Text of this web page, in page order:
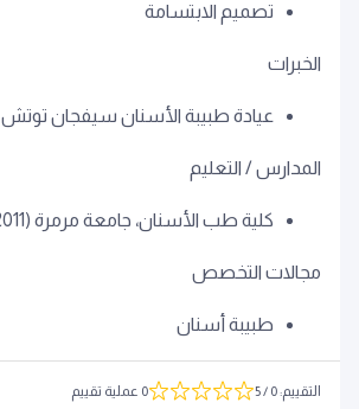
تصميم الابتسامة
الخبرات
عيادة طبيبة الأسنان سيفجان توتش
المدارس / التعليم
كلية طب الأسنان، جامعة مرمرة (2011)
مجالات التخصص
طبيبة أسنان
التقييم:
0
/ 5 0 عملية تقييم